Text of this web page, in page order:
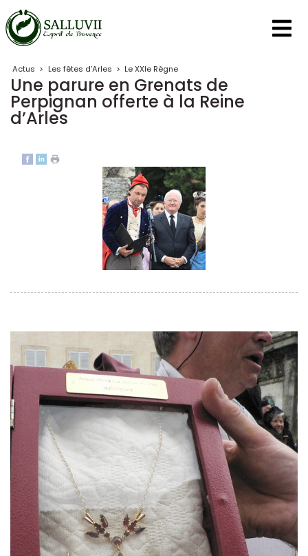
Panneau de gestion des cookies
Actus > Les fêtes d’Arles > Le XXIe Règne
Une parure en Grenats de
Perpignan offerte à la Reine
d’Arles